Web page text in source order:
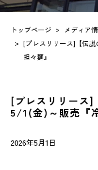
INTERVIEW
EFFORTS 会社
トップページ
メディア
[プレスリリース]【伝
担々麺』
[プレスリリース]
5/1(金)～販売『
2026年5月1日